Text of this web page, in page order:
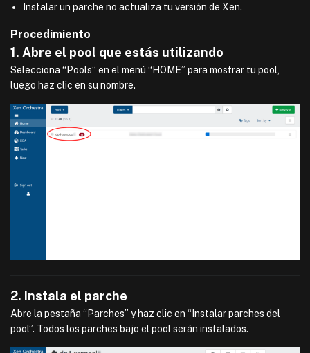
Instalar un parche no actualiza tu versión de Xen.
Procedimiento
1. Abre el pool que estás utilizando
Selecciona “Pools” en el menú “HOME” para mostrar tu pool,
luego haz clic en su nombre.
2. Instala el parche
Abre la pestaña “Parches” y haz clic en “Instalar parches del
pool”. Todos los parches bajo el pool serán instalados.